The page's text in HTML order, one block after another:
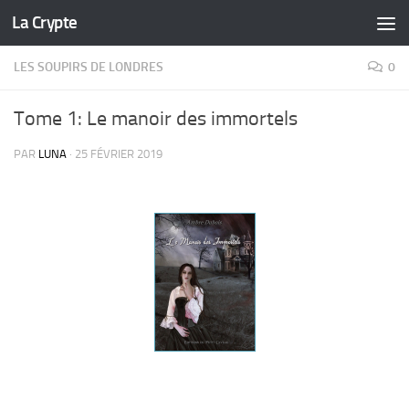
Skip to content
La Crypte
LES SOUPIRS DE LONDRES 0
Tome 1: Le manoir des immortels
PAR LUNA · 25 FÉVRIER 2019